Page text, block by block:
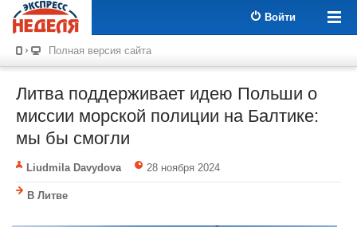
Войти
Полная версия сайта
Литва поддерживает идею Польши о
миссии морской полиции на Балтике:
мы бы смогли
Liudmila Davydova 28 ноября 2024
В Литве